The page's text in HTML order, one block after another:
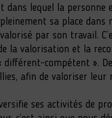
dans lequel la
sa place
par son travail.
la valorisation et la
compétent ».
afin de valoriser
ses activités de